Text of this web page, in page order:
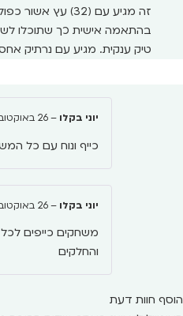
בהתאמה אישית כך שתוכלו
טיק ענקית. מגיע עם נרתיק
יוני בקלו –26 באוקטובר 2021
כייף ונוח עם כל
יוני בקלו –26 באוקטובר 2021
משחקים כייפים
והחלקים
הוסף חוות דעת